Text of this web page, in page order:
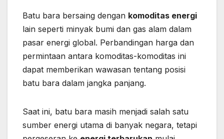
Batu bara bersaing dengan komoditas energi
lain seperti minyak bumi dan gas alam dalam
pasar energi global. Perbandingan harga dan
permintaan antara komoditas-komoditas ini
dapat memberikan wawasan tentang posisi
batu bara dalam jangka panjang.
Saat ini, batu bara masih menjadi salah satu
sumber energi utama di banyak negara, tetapi